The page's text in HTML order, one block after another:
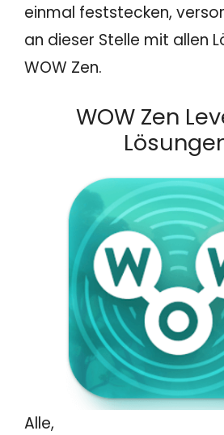
einmal feststecken,
an dieser Stelle mit allen
WOW Zen.
WOW Zen
Alle,